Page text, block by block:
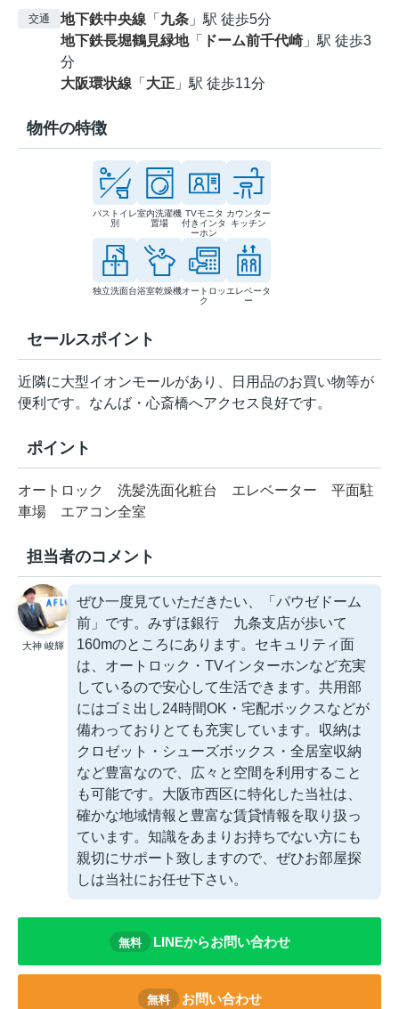
交通 地下鉄中央線 「 九条 」駅 徒歩5分
地下鉄長堀鶴見緑地「 ドーム前千代崎」駅 徒歩3
分
大阪環状線 「 大正 」駅 徒歩11分
物件の特徴
バストイレ
別
室内洗濯機
置場
TVモニタ
付きインタ
ーホン
カウンター
キッチン
独立洗面台浴室乾燥機オートロッ
ク
エレベータ
ー
セールスポイント
近隣に大型イオンモールがあり、日用品のお買い物等が
便利です。なんば・心斎橋へアクセス良好です。
ポイント
オートロック 洗髪洗面化粧台 エレベーター
平面駐
車場
エアコン全室
担当者のコメント
大神 峻輝
ぜひ一度見ていただきたい、「パウゼドーム
前」です。みずほ銀行 九条支店が歩いて
160mのところにあります。セキュリティ面
は、オートロック・TVインターホンなど充実
しているので安心して生活できます。共用部
にはゴミ出し24時間OK・宅配ボックスなどが
備わっておりとても充実しています。収納は
クロゼット・シューズボックス・全居室収納
など豊富なので、広々と空間を利用すること
も可能です。大阪市西区に特化した当社は、
確かな地域情報と豊富な賃貸情報を取り扱っ
ています。知識をあまりお持ちでない方にも
親切にサポート致しますので、ぜひお部屋探
しは当社にお任せ下さい。
無料 LINEからお問い合わせ
無料 お問い合わせ